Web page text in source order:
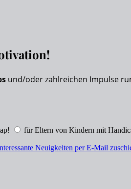
und/oder zahlreichen Impulse
für Eltern von Kindern mit
Neuigkeiten per E-Mail